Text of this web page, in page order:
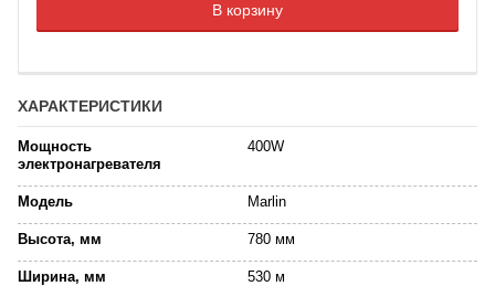
В корзину
ХАРАКТЕРИСТИКИ
Мощность
электронагревателя
400W
Модель Marlin
Высота, мм 780 мм
Ширина, мм 530 м